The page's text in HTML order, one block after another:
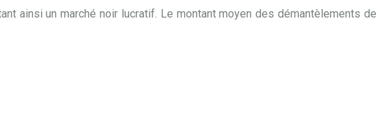
ainsi un marché noir lucratif. Le montant moyen des démantèlements de